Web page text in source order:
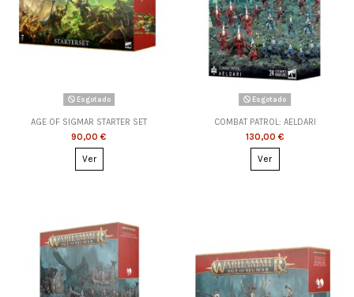
Esgotado
AGE OF SIGMAR STARTER SET
90,00 €
Ver
Esgotado
COMBAT PATROL: AELDARI
130,00 €
Ver